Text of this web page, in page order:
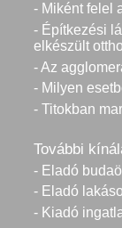
- Miként felel
- Építkezési
elkészült
- Az
- Milyen
- Titokban
További
- Eladó
- Eladó
- Kiadó